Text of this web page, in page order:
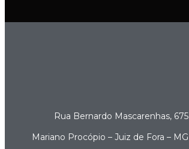
Rua Bernardo Mascarenhas, 675
Mariano Procópio – Juiz de Fora – MG